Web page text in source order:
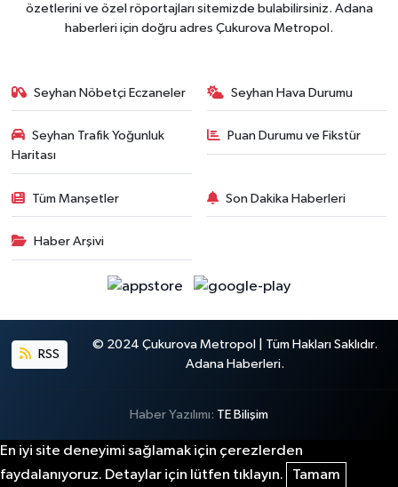
özetlerini ve özel röportajları sitemizde bulabilirsiniz. Adana
haberleri için doğru adres Çukurova Metropol.
Seyhan Nöbetçi Eczaneler Seyhan Hava Durumu
Seyhan Trafik Yoğunluk
Haritası
Puan Durumu ve Fikstür
Tüm Manşetler Son Dakika Haberleri
Haber Arşivi
RSS
© 2024 Çukurova Metropol | Tüm Hakları Saklıdır.
Adana Haberleri.
Haber Yazılımı: TE Bilişim
En iyi site deneyimi sağlamak için çerezlerden
faydalanıyoruz. Detaylar için lütfen tıklayın.
Tamam